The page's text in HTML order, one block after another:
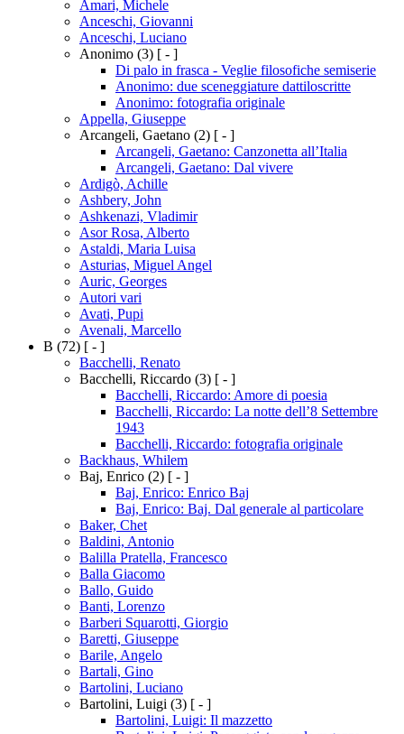
Amari, Michele
Anceschi, Giovanni
Anceschi, Luciano
Anonimo (3) [ - ]
Di palo in frasca - Veglie filosofiche semiserie
Anonimo: due sceneggiature dattiloscritte
Anonimo: fotografia originale
Appella, Giuseppe
Arcangeli, Gaetano (2) [ - ]
Arcangeli, Gaetano: Canzonetta all’Italia
Arcangeli, Gaetano: Dal vivere
Ardigò, Achille
Ashbery, John
Ashkenazi, Vladimir
Asor Rosa, Alberto
Astaldi, Maria Luisa
Asturias, Miguel Angel
Auric, Georges
Autori vari
Avati, Pupi
Avenali, Marcello
B (72) [ - ]
Bacchelli, Renato
Bacchelli, Riccardo (3) [ - ]
Bacchelli, Riccardo: Amore di poesia
Bacchelli, Riccardo: La notte dell’8 Settembre
1943
Bacchelli, Riccardo: fotografia originale
Backhaus, Whilem
Baj, Enrico (2) [ - ]
Baj, Enrico: Enrico Baj
Baj, Enrico: Baj. Dal generale al particolare
Baker, Chet
Baldini, Antonio
Balilla Pratella, Francesco
Balla Giacomo
Ballo, Guido
Banti, Lorenzo
Barberi Squarotti, Giorgio
Baretti, Giuseppe
Barile, Angelo
Bartali, Gino
Bartolini, Luciano
Bartolini, Luigi (3) [ - ]
Bartolini, Luigi: Il mazzetto